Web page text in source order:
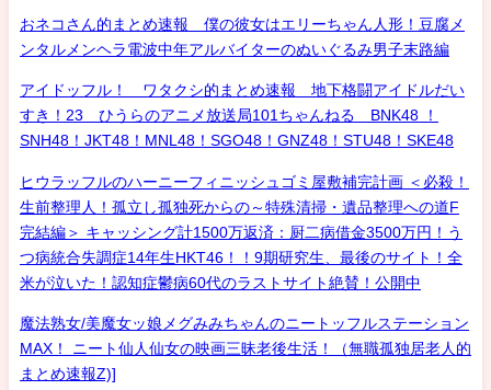
おネコさん的まとめ速報 僕の彼女はエリーちゃん人形！豆腐メ
ンタルメンヘラ電波中年アルバイターのぬいぐるみ男子末路編
アイドッフル！ ワタクシ的まとめ速報 地下格闘アイドルだい
すき！23 ひうらのアニメ放送局101ちゃんねる BNK48 ！
SNH48！JKT48！MNL48！SGO48！GNZ48！STU48！SKE48
ヒウラッフルのハーニーフィニッシュゴミ屋敷補完計画 ＜必殺！
生前整理人！孤立し孤独死からの～特殊清掃・遺品整理への道F
完結編＞ キャッシング計1500万返済：厨二病借金3500万円！う
つ病統合失調症14年生HKT46！！9期研究生、最後のサイト！全
米が泣いた！認知症鬱病60代のラストサイト絶賛！公開中
魔法熟女/美魔女ッ娘メグみみちゃんのニートッフルステーション
MAX！ ニート仙人仙女の映画三昧老後生活！（無職孤独居老人的
まとめ速報Z)]